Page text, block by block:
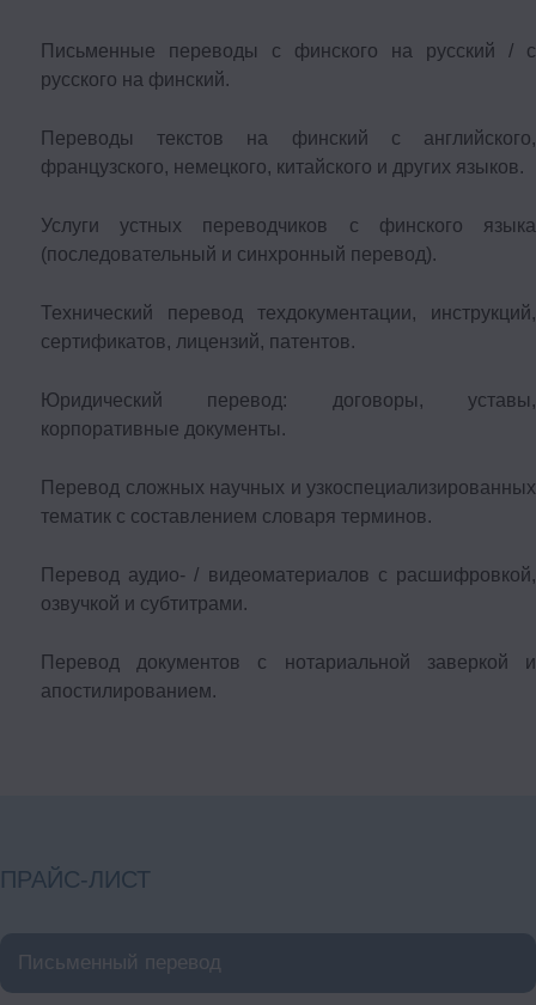
Письменные переводы с финского на русский / с
русского на финский.
Переводы текстов на финский с английского,
французского, немецкого, китайского и других языков.
Услуги устных переводчиков с финского языка
(последовательный и синхронный перевод).
Технический перевод техдокументации, инструкций,
сертификатов, лицензий, патентов.
Юридический перевод: договоры, уставы,
корпоративные документы.
Перевод сложных научных и узкоспециализированных
тематик с составлением словаря терминов.
Перевод аудио- / видеоматериалов с расшифровкой,
озвучкой и субтитрами.
Перевод документов с нотариальной заверкой и
апостилированием.
ПРАЙС-ЛИСТ
Письменный перевод